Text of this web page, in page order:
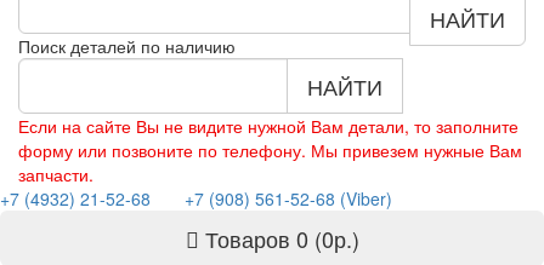
Поиск деталей по наличию
НАЙТИ
НАЙТИ
Если на сайте Вы не видите нужной Вам детали, то заполните
форму или позвоните по телефону. Мы привезем нужные Вам
запчасти.
+7 (4932) 21-52-68
+7 (908) 561-52-68 (Viber)
Товаров 0 (0р.)